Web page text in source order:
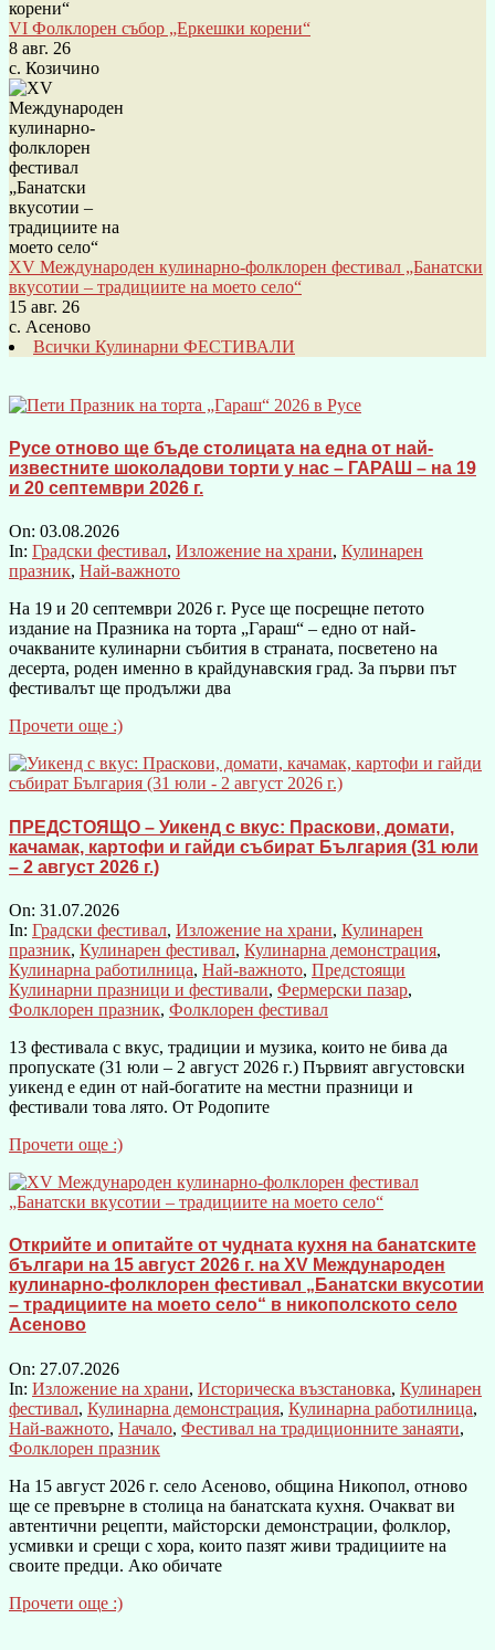
VI Фолклорен събор „Еркешки корени“
8 авг. 26
с. Козичино
XV Международен кулинарно-фолклорен фестивал „Банатски
вкусотии – традициите на моето село“
15 авг. 26
с. Асеново
Всички Кулинарни ФЕСТИВАЛИ
Русе отново ще бъде столицата на една от най-
известните шоколадови торти у нас – ГАРАШ – на 19
и 20 септември 2026 г.
On: 03.08.2026
In: Градски фестивал, Изложение на храни, Кулинарен
празник, Най-важното
На 19 и 20 септември 2026 г. Русе ще посрещне петото
издание на Празника на торта „Гараш“ – едно от най-
очакваните кулинарни събития в страната, посветено на
десерта, роден именно в крайдунавския град. За първи път
фестивалът ще продължи два
Прочети още :)
ПРЕДСТОЯЩО – Уикенд с вкус: Праскови, домати,
качамак, картофи и гайди събират България (31 юли
– 2 август 2026 г.)
On: 31.07.2026
In: Градски фестивал, Изложение на храни, Кулинарен
празник, Кулинарен фестивал, Кулинарна демонстрация,
Кулинарна работилница, Най-важното, Предстоящи
Кулинарни празници и фестивали, Фермерски пазар,
Фолклорен празник, Фолклорен фестивал
13 фестивала с вкус, традиции и музика, които не бива да
пропускате (31 юли – 2 август 2026 г.) Първият августовски
уикенд е един от най-богатите на местни празници и
фестивали това лято. От Родопите
Прочети още :)
Открийте и опитайте от чудната кухня на банатските
българи на 15 август 2026 г. на XV Международен
кулинарно-фолклорен фестивал „Банатски вкусотии
– традициите на моето село“ в никополското село
Асеново
On: 27.07.2026
In: Изложение на храни, Историческа възстановка, Кулинарен
фестивал, Кулинарна демонстрация, Кулинарна работилница,
Най-важното, Начало, Фестивал на традиционните занаяти,
Фолклорен празник
На 15 август 2026 г. село Асеново, община Никопол, отново
ще се превърне в столица на банатската кухня. Очакват ви
автентични рецепти, майсторски демонстрации, фолклор,
усмивки и срещи с хора, които пазят живи традициите на
своите предци. Ако обичате
Прочети още :)